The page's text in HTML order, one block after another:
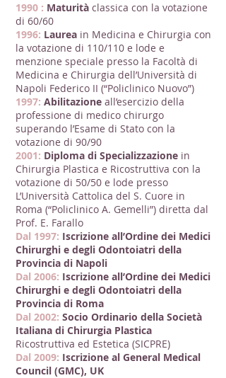
1990 : Maturità classica con la votazione
di 60/60
1996: Laurea in Medicina e Chirurgia con
la votazione di 110/110 e lode e
menzione speciale presso la Facoltà di
Medicina e Chirurgia dell’Università di
Napoli Federico II (“Policlinico Nuovo”)
1997: Abilitazione all’esercizio della
professione di medico chirurgo
superando l’Esame di Stato con la
votazione di 90/90
2001: Diploma di Specializzazione in
Chirurgia Plastica e Ricostruttiva con la
votazione di 50/50 e lode presso
L’Università Cattolica del S. Cuore in
Roma (“Policlinico A. Gemelli”) diretta dal
Prof. E. Farallo
Dal 1997: Iscrizione all’Ordine dei Medici
Chirurghi e degli Odontoiatri della
Provincia di Napoli
Dal 2006: Iscrizione all’Ordine dei Medici
Chirurghi e degli Odontoiatri della
Provincia di Roma
Dal 2002: Socio Ordinario della Società
Italiana di Chirurgia Plastica
Ricostruttiva ed Estetica (SICPRE)
Dal 2009: Iscrizione al General Medical
Council (GMC), UK